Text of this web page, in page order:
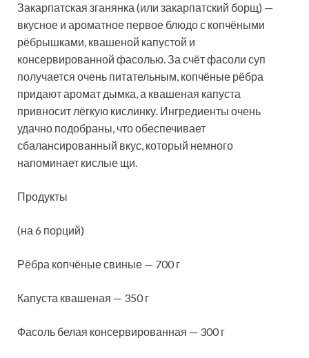
Закарпатская зганянка (или закарпатский борщ) —
вкусное и ароматное первое блюдо с копчёными
рёбрышками, квашеной капустой и
консервированной фасолью. За счёт фасоли суп
получается очень питательным, копчёные рёбра
придаютаромат дымка, а квашеная капуста
привносит лёгкую кислинку. Ингредиенты очень
удачно подобраны, что обеспечивает
сбалансированный вкус, который немного
напоминает кислые щи.
Продукты
(на 6 порций)
Рёбра копчёные свиные — 700 г
Капуста квашеная — 350 г
Фасоль белая консервированная — 300 г